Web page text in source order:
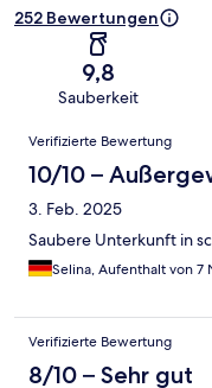
252 Bewertungen
9,8
Sauberkeit
Bewertungen
Verifizierte Bewertung
10/10 –
3. Feb. 2025
Saubere Unterkunft in
Selina, Aufenthalt von 7
Verifizierte Bewertung
8/10 – Sehr gut